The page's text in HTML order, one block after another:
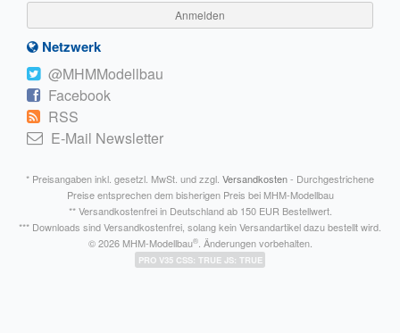
Anmelden
Netzwerk
@MHMModellbau
Facebook
RSS
E-Mail Newsletter
* Preisangaben inkl. gesetzl. MwSt. und zzgl. Versandkosten- Durchgestrichene
Preise entsprechen dem bisherigen Preis bei MHM-Modellbau
** Versandkostenfrei in Deutschland ab 150 EUR Bestellwert.
*** Downloads sind Versandkostenfrei, solang kein Versandartikel dazu bestellt wird.
© 2026 MHM-Modellbau®. Änderungen vorbehalten.
PRO V35 CSS: TRUE JS: TRUE